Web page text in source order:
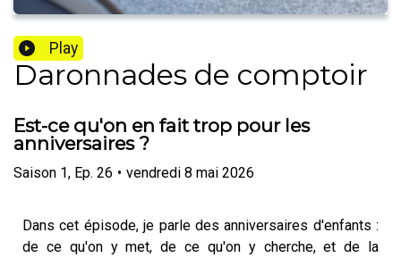
Play
Daronnades de comptoir
Est-ce qu'on en fait trop pour les
anniversaires ?
Saison 1, Ep. 26 • vendredi 8 mai 2026
Dans cet épisode, je parle des anniversaires d'enfants :
de ce qu'on y met, de ce qu'on y cherche, et de la